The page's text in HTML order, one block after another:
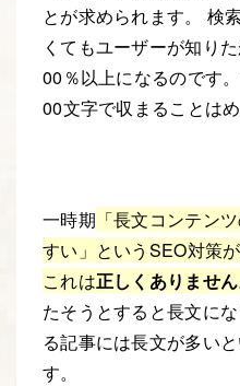
とが求められます。 検
くてもユーザーが知り
00％以上になるのです
00文字で収まることは
一時期 「長文コンテン
すい」というSEO対策
これは正しくありません
たそうとすると長文に
る記事には長文が多い
す。